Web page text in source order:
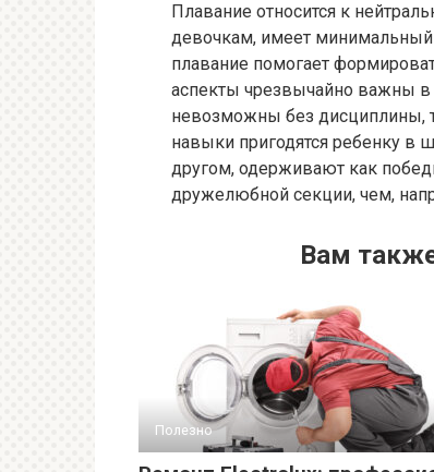
Плавание относится к
девочкам, имеет минимальный
плавание помогает
аспекты чрезвычайно важны в
невозможны без дисциплины,
навыки пригодятся ребенку в
другом, одерживают как
дружелюбной секции, чем,
Вам
Полезно